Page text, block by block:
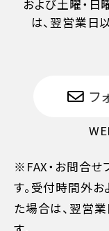
11日目に当
10日目に当
7日目に当
旅行開始日
および土曜・日
は、翌営業日
フ
※FAX・お問合せ
す。受付時間外
た場合は、翌営